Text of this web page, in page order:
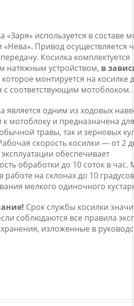
«Заря» используется в составе
«Нева». Привод осуществляется
Косилка комплектуется
натяжным устройством, в
которое монтируется на косилке
с соответствующим мотоблоком.
является одним из ходовых
мотоблоку и предназначена для
травы, так и зерновых
скорость косилки — от 2
обеспечивает
обработки до 10 соток в час.
работе на склонах до 10
мелкого одиночного
Срок службы косилки
соблюдаются все правила
изложенные в